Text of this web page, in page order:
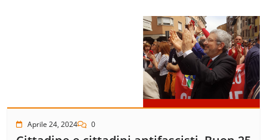
Aprile 24, 2024 0